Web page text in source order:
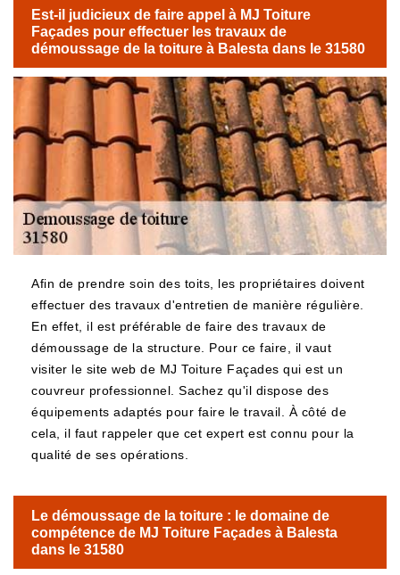
Est-il judicieux de faire appel à MJ Toiture
Façades pour effectuer les travaux de
démoussage de la toiture à Balesta dans le 31580
Afin de prendre soin des toits, les propriétaires doivent
effectuer des travaux d'entretien de manière régulière.
En effet, il est préférable de faire des travaux de
démoussage de la structure. Pour ce faire, il vaut
visiter le site web de MJ Toiture Façades qui est un
couvreur professionnel. Sachez qu'il dispose des
équipements adaptés pour faire le travail. À côté de
cela, il faut rappeler que cet expert est connu pour la
qualité de ses opérations.
Le démoussage de la toiture : le domaine de
compétence de MJ Toiture Façades à Balesta
dans le 31580